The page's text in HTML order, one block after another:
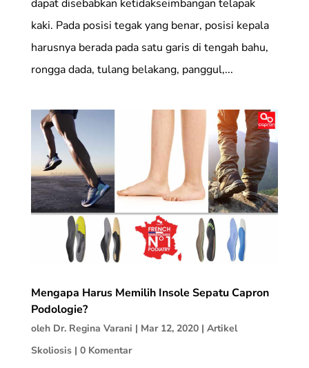
dapat disebabkan ketidakseimbangan telapak
kaki. Pada posisi tegak yang benar, posisi kepala
harusnya berada pada satu garis di tengah bahu,
rongga dada, tulang belakang, panggul,...
Mengapa Harus Memilih Insole Sepatu Capron
Podologie?
oleh Dr. Regina Varani | Mar 12, 2020| Artikel
Skoliosis| 0 Komentar